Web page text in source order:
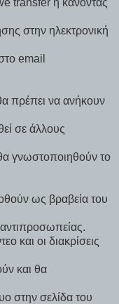
στην ηλεκτρονική
email
πρέπει να ανήκουν
σε άλλους
γνωστοποιηθούν το
ως βραβεία του
και οι διακρίσεις
και θα
στην σελίδα του